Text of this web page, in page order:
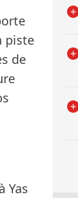
piste
de
Yas